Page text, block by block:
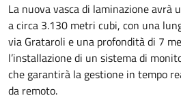
La nuova vasca di laminazione avrà
a circa 3.130 metri cubi, con una
via Grataroli e una profondità di 7
l’installazione di un sistema di
che garantirà la gestione in tempo
da remoto.